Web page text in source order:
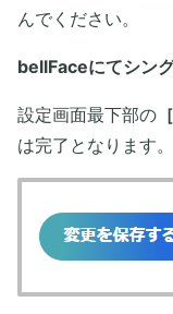
んでください。
bellFaceにてシン
設定画面最下部の
は完了となります。